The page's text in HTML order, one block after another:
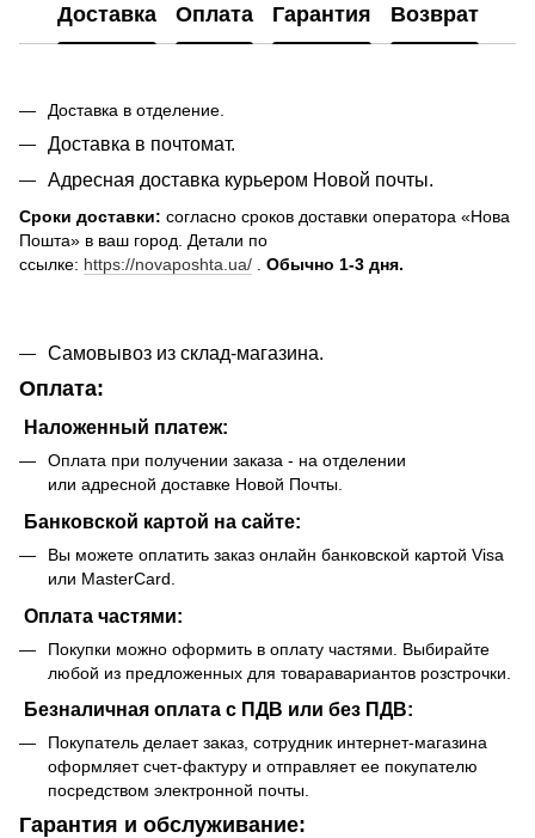
Доставка Оплата Гарантия Возврат
Доставка в отделение.
Доставка в почтомат.
Адресная доставка курьером Новой почты.
Сроки доставки: согласно сроков доставки оператора «Нова
Пошта» в ваш город. Детали по
ссылке: https://novaposhta.ua/ Обычно 1-3 дня.
Самовывоз из склад-магазина.
Оплата:
Наложенный платеж:
Оплата при получении заказа - на отделении
или адресной доставке Новой Почты.
Банковской картой на сайте:
Вы можете оплатить заказ онлайн банковской картой Visa
или MasterCard.
Оплата частями:
Покупки можно оформить в оплату частями. Выбирайте
любой из предложенных для товаравариантов розстрочки.
Безналичная оплата с ПДВ или без ПДВ:
Покупатель делает заказ, сотрудник интернет-магазина
оформляет счет-фактуру и отправляет ее покупателю
посредством электронной почты.
Гарантия и обслуживание: